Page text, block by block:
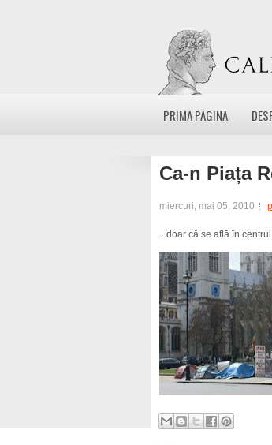
PRIMA PAGINA
Ca-n Piața
miercuri, mai 05, 2010
...doar că se află în